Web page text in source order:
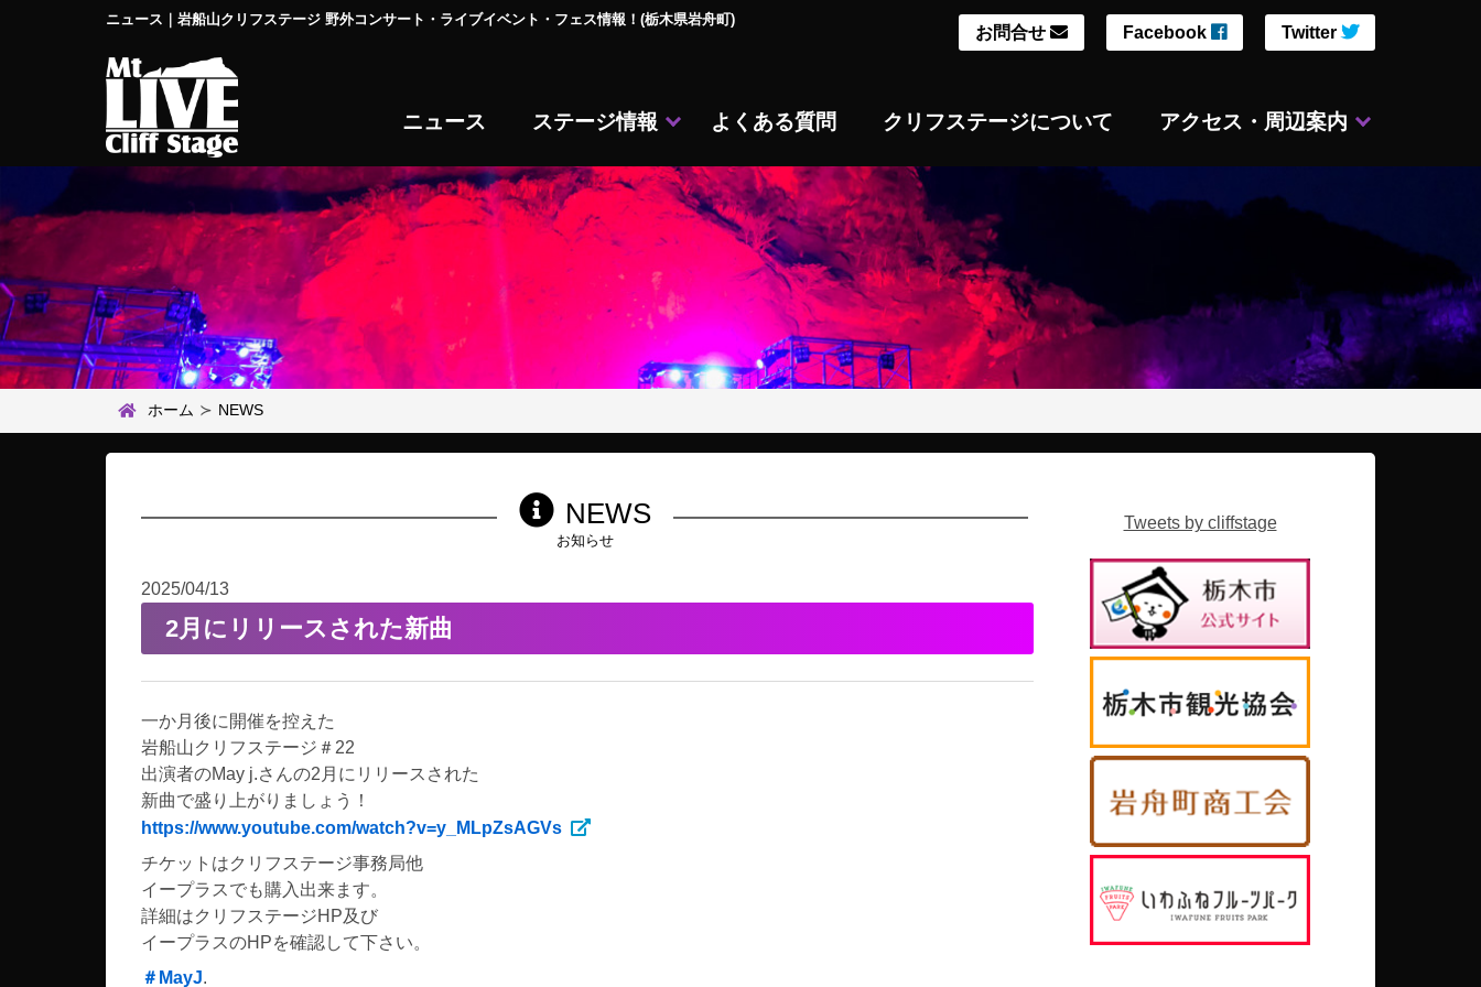
ニュース｜岩船山クリフステージ 野外コンサート・ライブイベント・フェス情報！(栃木県岩舟町)
ニュース ステージ情報 よくある質問 クリフステージについて アクセス・周辺案内
お問合せ Facebook Twitter
ホーム NEWS
NEWS
お知らせ
2025/04/13
2月にリリースされた新曲
一か月後に開催を控えた
岩船山クリフステージ＃22
出演者のMay j.さんの2月にリリースされた
新曲で盛り上がりましょう！
https://www.youtube.com/watch?v=y_MLpZsAGVs
チケットはクリフステージ事務局他
イープラスでも購入出来ます。
詳細はクリフステージHP及び
イープラスのHPを確認して下さい。
＃MayJ.
Tweets by cliffstage